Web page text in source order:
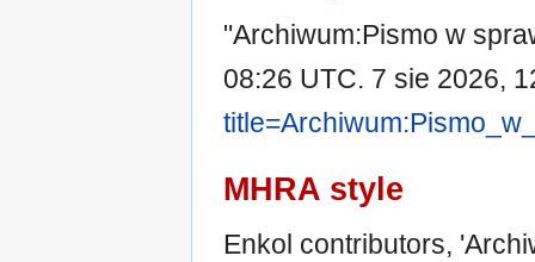
"Archiwum:Pismo w
08:26 UTC. 7 sie 2026,
MHRA style
Enkol contributors,